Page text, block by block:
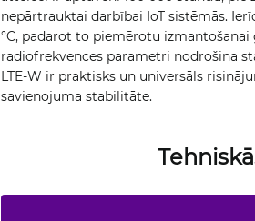
nepārtrauktai darbībai IoT sistēmās.
°C, padarot to piemērotu
radiofrekvences parametri nodrošina
LTE-W ir praktisks un universāls
savienojuma stabilitāte.